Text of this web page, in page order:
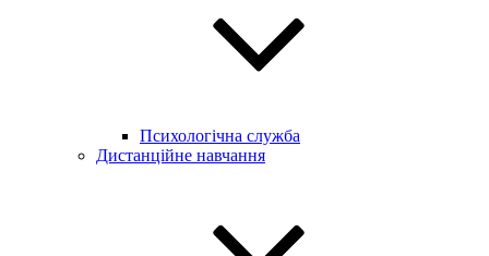
Психологічна служба
Дистанційне навчання